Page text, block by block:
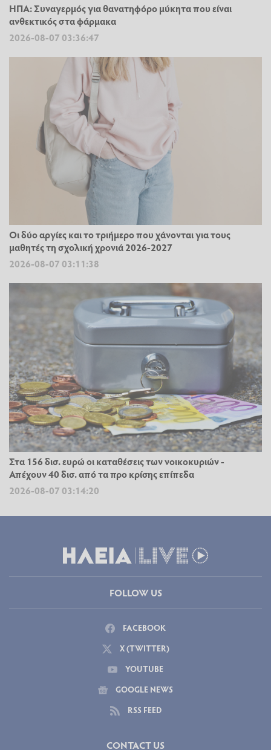
ΗΠΑ: Συναγερμός για θανατηφόρο μύκητα που είναι
ανθεκτικός στα φάρμακα
2026-08-07 03:36:47
Οι δύο αργίες και το τριήμερο που χάνονται για τους
μαθητές τη σχολική χρονιά 2026-2027
2026-08-07 03:11:38
Στα 156 δισ. ευρώ οι καταθέσεις των νοικοκυριών -
Απέχουν 40 δισ. από τα προ κρίσης επίπεδα
2026-08-07 03:14:20
FOLLOW US
FACEBOOK
X (TWITTER)
YOUTUBE
GOOGLE NEWS
RSS FEED
CONTACT US